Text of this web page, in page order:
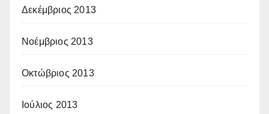
Δεκέμβριος 2013
Νοέμβριος 2013
Οκτώβριος 2013
Ιούλιος 2013